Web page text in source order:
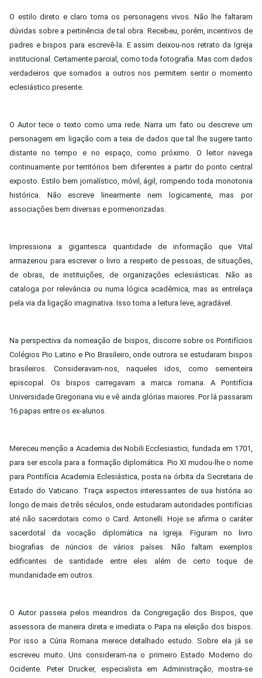
O estilo direto e claro torna os personagens vivos. Não lhe faltaram
dúvidas sobre a pertinência de tal obra. Recebeu, porém, incentivos de
padres e bispos para escrevê-la. E assim deixou-nos retrato da Igreja
institucional. Certamente parcial, como toda fotografia. Mas com dados
verdadeiros que somados a outros nos permitem sentir o momento
eclesiástico presente.
O Autor tece o texto como uma rede. Narra um fato ou descreve um
personagem em ligação com a teia de dados que tal lhe sugere tanto
distante no tempo e no espaço, como próximo. O leitor navega
continuamente por territórios bem diferentes a partir do ponto central
exposto. Estilo bem jornalístico, móvil, ágil, rompendo toda monotonia
histórica. Não escreve linearmente nem logicamente, mas por
associações bem diversas e pormenorizadas.
Impressiona a gigantesca quantidade de informação que Vital
armazenou para escrever o livro a respeito de pessoas, de situações,
de obras, de instituições, de organizações eclesiásticas. Não as
cataloga por relevância ou numa lógica acadêmica, mas as entrelaça
pela via da ligação imaginativa. Isso torna a leitura leve, agradável.
Na perspectiva da nomeação de bispos, discorre sobre os Pontifícios
Colégios Pio Latino e Pio Brasileiro, onde outrora se estudaram bispos
brasileiros. Consideravam-nos, naqueles idos, como sementeira
episcopal. Os bispos carregavam a marca romana. A Pontifícia
Universidade Gregoriana viu e vê ainda glórias maiores. Por lá passaram
16 papas entre os ex-alunos.
Mereceu menção a Academia dei Nobili Ecclesiastici, fundada em 1701,
para ser escola para a formação diplomática. Pio XI mudou-lhe o nome
para Pontifícia Academia Eclesiástica, posta na órbita da Secretaria de
Estado do Vaticano. Traça aspectos interessantes de sua história ao
longo de mais de três séculos, onde estudaram autoridades pontifícias
até não sacerdotais como o Card. Antonelli. Hoje se afirma o caráter
sacerdotal da vocação diplomática na Igreja. Figuram no livro
biografias de núncios de vários países. Não faltam exemplos
edificantes de santidade entre eles além de certo toque de
mundanidade em outros.
O Autor passeia pelos meandros da Congregação dos Bispos, que
assessora de maneira direta e imediata o Papa na eleição dos bispos.
Por isso a Cúria Romana merece detalhado estudo. Sobre ela já se
escreveu muito. Uns consideram-na o primeiro Estado Moderno do
Ocidente. Peter Drucker, especialista em Administração, mostra-se